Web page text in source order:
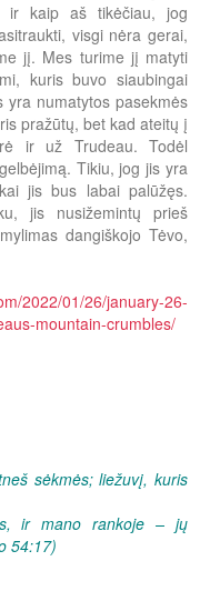
ir kaip aš tikėčiau, jog
visgi nėra gerai,
jį. Mes turime jį matyti
kuris buvo siaubingai
numatytos pasekmės
pražūtų, bet kad ateitų į
ir už Trudeau. Todėl
Tikiu, jog jis yra
jis bus labai palūžęs.
jis nusižemintų prieš
dangiškojo Tėvo,
2022/01/26/january-26-
mountain-crumbles/
sėkmės; liežuvį, kuris
ir mano rankoje – jų
54:17)